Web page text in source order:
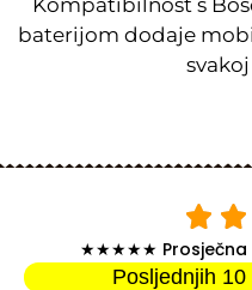
baterijom dodaje
★★★★★
Posljednjih